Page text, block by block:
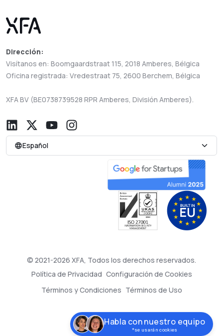
Dirección:
Visítanos en: Boomgaardstraat 115, 2018 Amberes, Bélgica
Oficina registrada: Vredestraat 75, 2600 Berchem, Bélgica
XFA BV (BE0738739528 RPR Amberes, División Amberes).
Español
© 2021-2026 XFA, Todos los derechos reservados.
Política de Privacidad Configuración de Cookies
Términos y Condiciones Términos de Uso
Habla con nuestro equipo
*se usarán cookies